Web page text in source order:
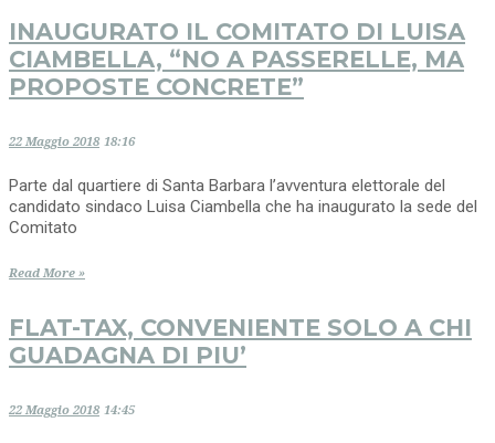
INAUGURATO IL COMITATO DI LUISA
CIAMBELLA, “NO A PASSERELLE, MA
PROPOSTE CONCRETE”
22 Maggio 2018 18:16
Parte dal quartiere di Santa Barbara l’avventura elettorale del
candidato sindaco Luisa Ciambella che ha inaugurato la sede del
Comitato
Read More »
FLAT-TAX, CONVENIENTE SOLO A CHI
GUADAGNA DI PIU’
22 Maggio 2018 14:45